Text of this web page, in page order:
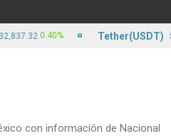
con información de Nacional
0.40% Tether(USDT) $17.13